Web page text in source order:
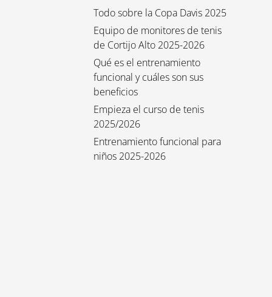
Todo sobre la Copa Davis 2025
Equipo de monitores de tenis
de Cortijo Alto 2025-2026
Qué es el entrenamiento
funcional y cuáles son sus
beneficios
Empieza el curso de tenis
2025/2026
Entrenamiento funcional para
niños 2025-2026